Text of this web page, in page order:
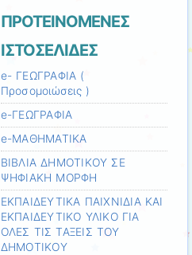
ΠΡΟΤΕΙΝΟΜΕΝΕΣ
ΙΣΤΟΣΕΛΙΔΕΣ
e- ΓΕΩΓΡΑΦΙΑ (
Προσομοιώσεις )
e-ΓΕΩΓΡΑΦΙΑ
e-ΜΑΘΗΜΑΤΙΚΑ
ΒΙΒΛΙΑ ΔΗΜΟΤΙΚΟΥ ΣΕ
ΨΗΦΙΑΚΗ ΜΟΡΦΗ
ΕΚΠΑΙΔΕΥΤΙΚΑ ΠΑΙΧΝΙΔΙΑ ΚΑΙ
ΕΚΠΑΙΔΕΥΤΙΚΟ ΥΛΙΚΟ ΓΙΑ
ΟΛΕΣ ΤΙΣ ΤΑΞΕΙΣ ΤΟΥ
ΔΗΜΟΤΙΚΟΥ